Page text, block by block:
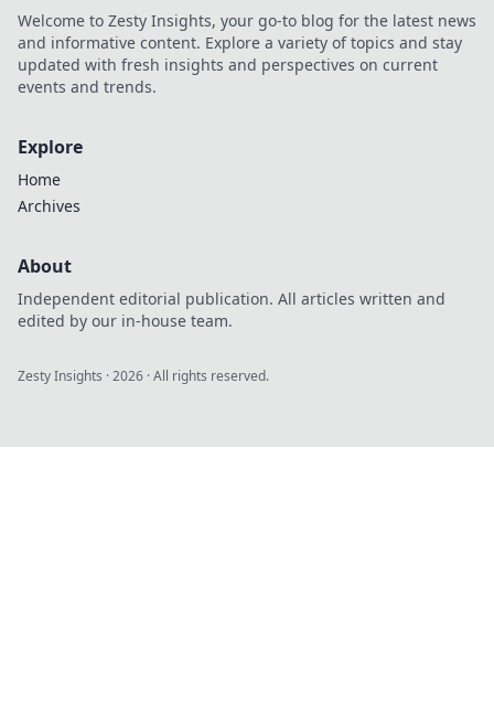
Nebel der
Möglichkeiten!
Welcome to Zesty Insights, your go-to blog for the latest news
and informative content. Explore a variety of topics and stay
updated with fresh insights and perspectives on current
events and trends.
Explore
Home
Archives
About
Independent editorial publication. All articles written and
edited by our in-house team.
Zesty Insights ·2026 · All rights reserved.